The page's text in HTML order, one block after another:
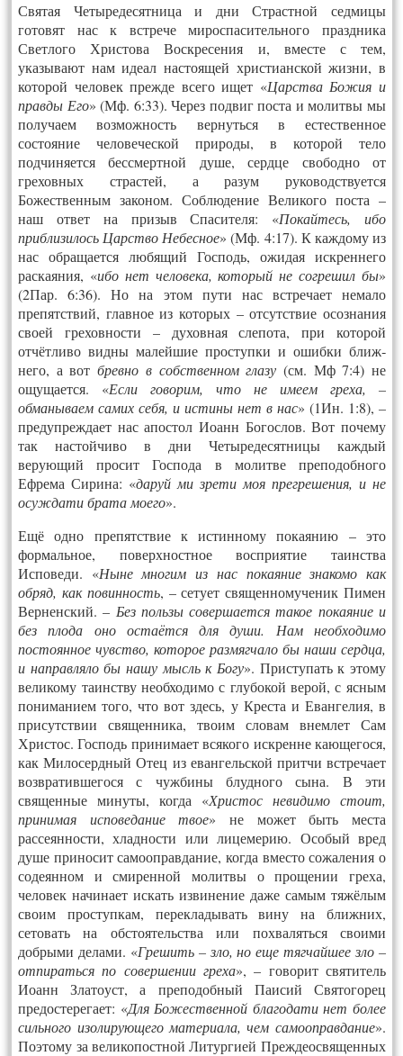
Святая Четыредесятница и дни Страстной седмицы
готовят нас к встрече мироспасительного праздника
Светлого Христова Воскресения и, вместе с тем,
указывают нам идеал настоящей христианской жизни, в
которой человек прежде всего ищет «Царства Божия и
правды Его» (Мф. 6:33). Через подвиг поста и молитвы мы
полу­ча­ем возможность вернуться в естественное
состояние человеческой природы, в которой тело
подчиняется бессмертной душе, сердце свободно от
греховных страстей, а разум руководствуется
Божественным законом. Соблюдение Великого поста –
наш ответ на призыв Спасителя: «Покайтесь, ибо
приблизилось Царство Небесное» (Мф. 4:17). К каждому из
нас обращается любящий Господь, ожидая искреннего
раскаяния, «ибо нет человека, который не согрешил бы»
(2Пар. 6:36). Но на этом пути нас встречает немало
препятствий, главное из которых – отсутствие осознания
своей греховности – духовная слепота, при которой
отчётливо видны малейшие проступки и ошибки ближ­
него, а вотбревно в собственном глазу (см. Мф 7:4) не
ощущается. «Если говорим, что не имеем греха, –
обманываем самих себя, и истины нет в нас» (1Ин. 1:8), –
предупреждает нас апостол Иоанн Богослов. Вот почему
так настойчиво в дни Четыредесятницы каждый
верующий просит Господа в молитве преподобного
Ефрема Сирина: «даруй ми зрети моя прегрешения, и не
осуждати брата моего».
Ещё одно препятствие к истинному покаянию – это
формальное, поверхностное восприятие таинства
Исповеди. «Ныне многим из нас покаяние знакомо как
обряд, как повинность, – сетует священномученик Пимен
Верненский. – Без пользы совершается такое покаяние и
без плода оно остаётся для души. Нам необходимо
постоянное чувство, которое размягчало бы наши сердца,
и направляло бы нашу мысль к Богу». Приступать к этому
великому таинству необходимо с глубокой верой, с ясным
пони­ма­нием того, что вот здесь, у Креста и Евангелия, в
присутствии священника, твоим сло­вам внемлет Сам
Христос. Господь принимает всякого искренне кающегося,
как Милосердный Отец из евангельской притчи встречает
возвратившегося с чужбины блудного сына. В эти
священные минуты, когда «Христос невидимо стоит,
принимая исповедание твое» не может быть места
рассеянности, хладности или лицемерию. Особый вред
душе приносит самооправдание, когда вместо сожаления о
содеянном и смиренной молитвы о прощении греха,
человек начинает искать извинение даже самым тяжёлым
своим проступкам, перекладывать вину на ближних,
сетовать на об­сто­ятельства или похваляться своими
добрыми делами. «Грешить – зло, но еще тягчайшее зло –
отпираться по совершении греха», – говорит святитель
Иоанн Зла­то­уст, а преподобный Паисий Святогорец
предостерегает: «Для Божественной благода­ти нет более
сильного изолирующего материала, чем самооправдание».
Поэтому за великопостной Литургией Преждеосвященных